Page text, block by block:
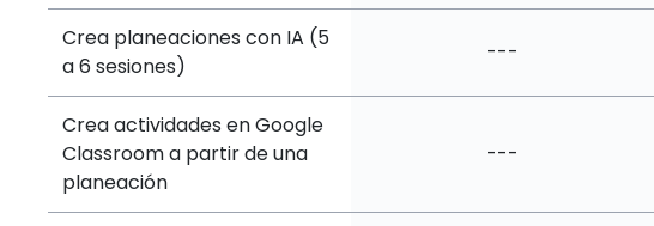
Crea planeaciones con IA (5
a 6 sesiones)
---
Crea actividades en Google
Classroom a partir de una
planeación
---